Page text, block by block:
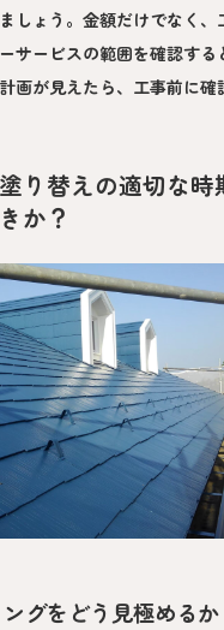
しょう。金額だけでなく、
サービスの範囲を確認する
画が見えたら、工事前に確
り替えの適切な時
か？
グをどう見極めるか